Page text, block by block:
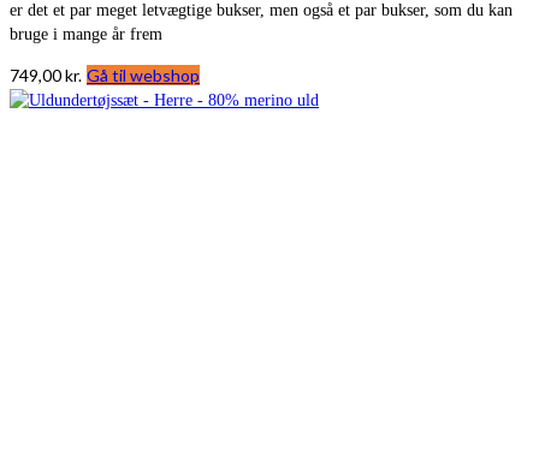
er det et par meget letvægtige bukser, men også et par bukser, som du kan
bruge i mange år frem
749,00kr. Gå til webshop